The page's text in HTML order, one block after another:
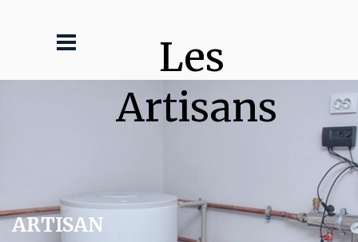
Les
Artisans
ARTISAN